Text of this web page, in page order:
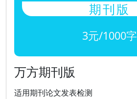
期刊版
3元/1000字
万方期刊版
适用期刊论文发表检测